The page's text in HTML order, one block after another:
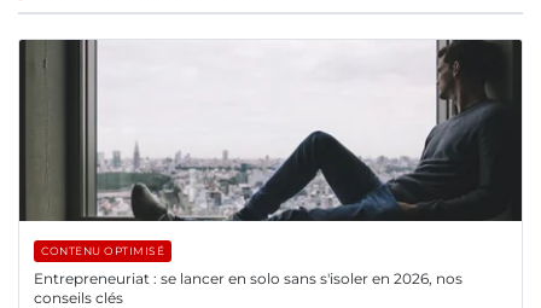
CONTENU OPTIMISÉ
Entrepreneuriat : se lancer en solo sans s'isoler en 2026, nos
conseils clés